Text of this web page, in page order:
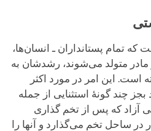
تمام پستانداران ـ انسان‌ها،
مادر متولد می‌شوند، رشدشان به
است. این امر در مورد اکثر
چند گونۀ استثنایی از جمله
آزاد که پس از تخم گذاری
در ساحل تخم می‌گذارد و آنها را